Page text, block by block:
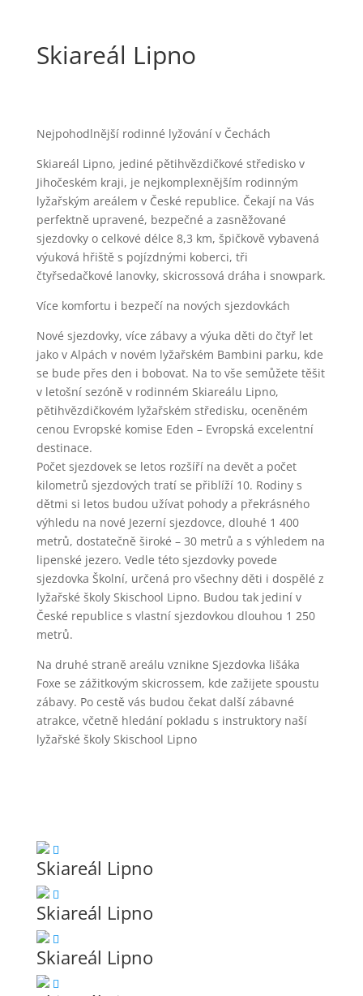
Skiareál Lipno
Nejpohodlnější rodinné lyžování v Čechách
Skiareál Lipno, jediné pětihvězdičkové středisko v
Jihočeském kraji, je nejkomplexnějším rodinným
lyžařským areálem v České republice. Čekají na Vás
perfektně upravené, bezpečné a zasněžované
sjezdovky o celkové délce 8,3 km, špičkově vybavená
výuková hřiště s pojízdnými koberci, tři
čtyřsedačkové lanovky, skicrossová dráha i snowpark.
Více komfortu i bezpečí na nových sjezdovkách
Nové sjezdovky, více zábavy a výuka děti do čtyř let
jako v Alpách v novém lyžařském Bambini parku, kde
se bude přes den i bobovat. Na to vše semůžete těšit
v letošní sezóně v rodinném Skiareálu Lipno,
pětihvězdičkovém lyžařském středisku, oceněném
cenou Evropské komise Eden – Evropská excelentní
destinace.
Počet sjezdovek se letos rozšíří na devět a počet
kilometrů sjezdových tratí se přiblíží 10. Rodiny s
dětmi si letos budou užívat pohody a překrásného
výhledu na nové Jezerní sjezdovce, dlouhé 1 400
metrů, dostatečně široké – 30 metrů a s výhledem na
lipenské jezero. Vedle této sjezdovky povede
sjezdovka Školní, určená pro všechny děti i dospělé z
lyžařské školy Skischool Lipno. Budou tak jediní v
České republice s vlastní sjezdovkou dlouhou 1 250
metrů.
Na druhé straně areálu vznikne Sjezdovka lišáka
Foxe se zážitkovým skicrossem, kde zažijete spoustu
zábavy. Po cestě vás budou čekat další zábavné
atrakce, včetně hledání pokladu s instruktory naší
lyžařské školy Skischool Lipno
Skiareál Lipno
Skiareál Lipno
Skiareál Lipno